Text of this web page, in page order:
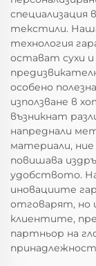
специализация
текстили.
технология
остават сухи
особено
използване в
възникнат
напреднали
материали,
повишава
удобството.
иновациите
отговарят, но
клиентите,
партньор на